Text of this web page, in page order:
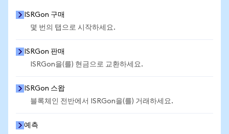
ISRGon 구매
몇 번의 탭으로 시작하세요.
ISRGon 판매
ISRGon을(를) 현금으로 교환하세요.
ISRGon 스왑
블록체인 전반에서 ISRGon을(를) 거래하세요.
예측